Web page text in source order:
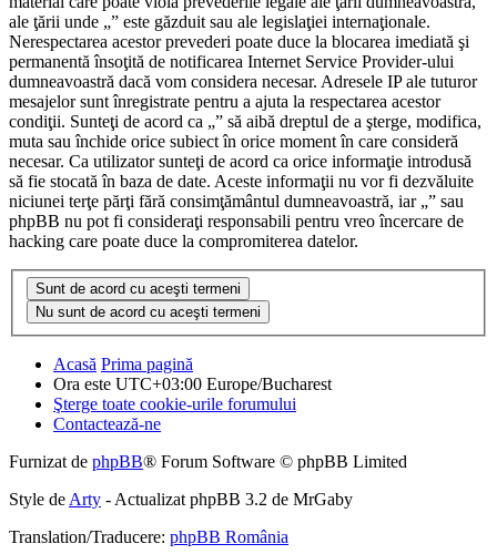
ale ţării unde „” este găzduit sau ale legislaţiei internaţionale.
Nerespectarea acestor prevederi poate duce la blocarea imediată şi
permanentă însoţită de notificarea Internet Service Provider-ului
dumneavoastră dacă vom considera necesar. Adresele IP ale tuturor
mesajelor sunt înregistrate pentru a ajuta la respectarea acestor
condiţii. Sunteţi de acord ca „” să aibă dreptul de a şterge, modifica,
muta sau închide orice subiect în orice moment în care consideră
necesar. Ca utilizator sunteţi de acord ca orice informaţie introdusă
să fie stocată în baza de date. Aceste informaţii nu vor fi dezvăluite
niciunei terţe părţi fără consimţământul dumneavoastră, iar „” sau
phpBB nu pot fi consideraţi responsabili pentru vreo încercare de
hacking care poate duce la compromiterea datelor.
Acasă Prima pagină
Ora este UTC+03:00 Europe/Bucharest
Şterge toate cookie-urile forumului
Contactează-ne
Furnizat de phpBB® Forum Software © phpBB Limited
Style deArty - Actualizat phpBB 3.2 de MrGaby
Translation/Traducere: phpBB România